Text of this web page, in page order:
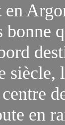
en
bonne
siècle,
en